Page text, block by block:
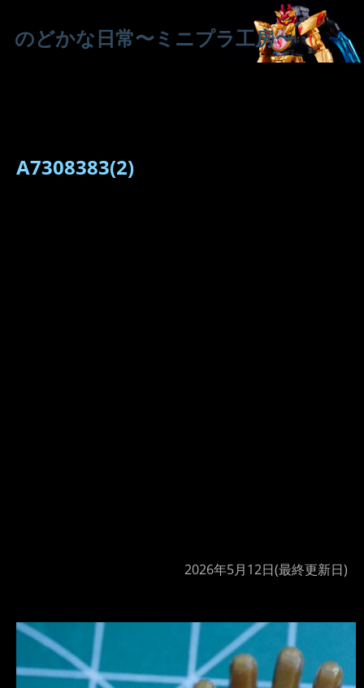
のどかな日常〜ミニプラ工房〜
A7308383(2)
2026年5月12日(最終更新日)